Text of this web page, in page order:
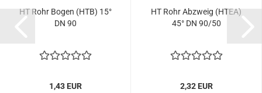
HT Rohr Bogen (HTB) 15°
DN 90
1,43 EUR
HT Rohr Abzweig (HTEA)
45° DN 90/50
2,32 EUR